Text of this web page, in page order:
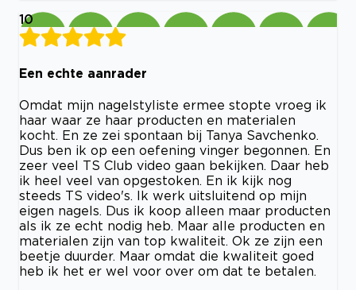
10
Een echte aanrader
Omdat mijn nagelstyliste ermee stopte vroeg ik
haar waar ze haar producten en materialen
kocht. En ze zei spontaan bij Tanya Savchenko.
Dus ben ik op een oefening vinger begonnen. En
zeer veel TS Club video gaan bekijken. Daar heb
ik heel veel van opgestoken. En ik kijk nog
steeds TS video's. Ik werk uitsluitend op mijn
eigen nagels. Dus ik koop alleen maar producten
als ik ze echt nodig heb. Maar alle producten en
materialen zijn van top kwaliteit. Ok ze zijn een
beetje duurder. Maar omdat die kwaliteit goed
heb ik het er wel voor over om dat te betalen.